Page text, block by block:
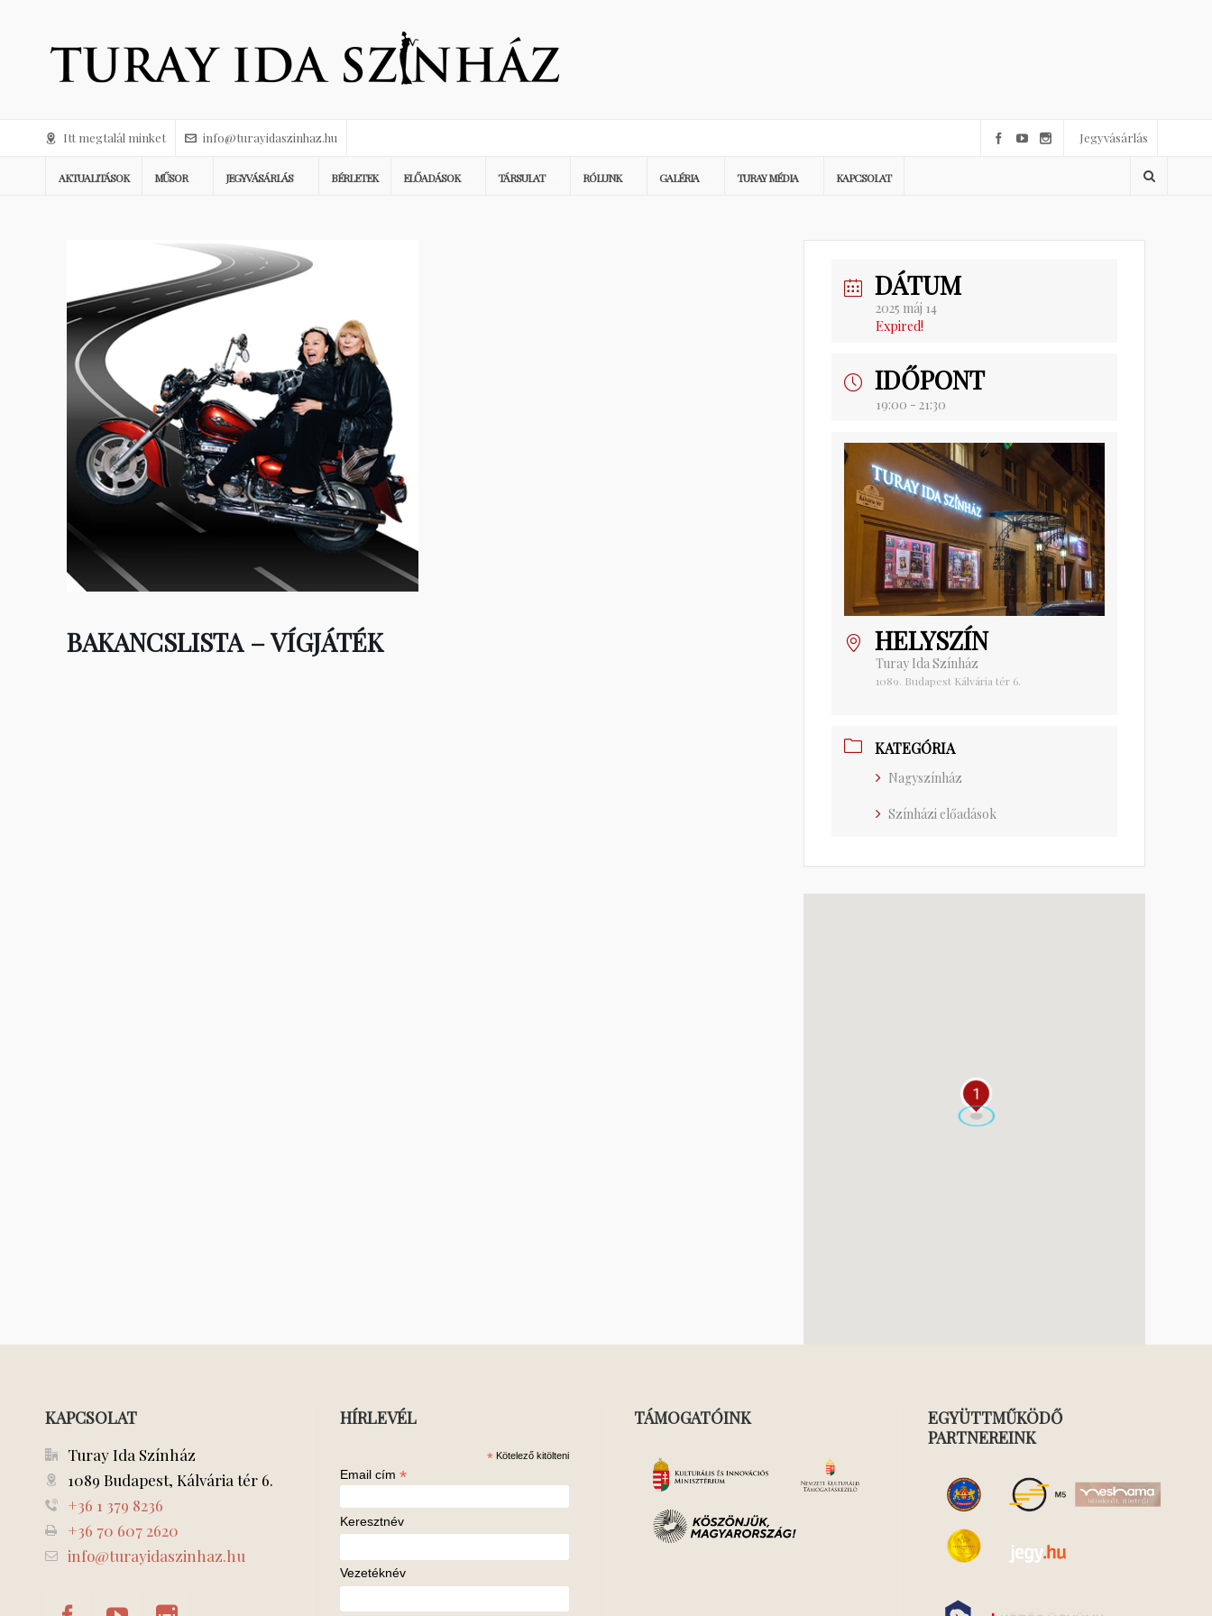
Itt megtalál minket info@turayidaszinhaz.hu Jegyvásárlás
AKTUALITÁSOK MŰSOR JEGYVÁSÁRLÁS BÉRLETEK ELŐADÁSOK TÁRSULAT RÓLUNK GALÉRIA TURAY MÉDIA KAPCSOLAT
BAKANCSLISTA – VÍGJÁTÉK
DÁTUM
2025 máj 14
Expired!
IDŐPONT
19:00 - 21:30
HELYSZÍN
Turay Ida Színház
1089. Budapest Kálvária tér 6.
KATEGÓRIA
Nagyszínház
Színházi előadások
1
KAPCSOLAT
Turay Ida Színház
1089 Budapest, Kálvária tér 6.
+36 1 379 8236
+36 70 607 2620
info@turayidaszinhaz.hu
HÍRLEVÉL
* Kötelező kitölteni
Email cím *
Keresztnév
Vezetéknév
TÁMOGATÓINK
EGYÜTTMŰKÖDŐ
PARTNEREINK